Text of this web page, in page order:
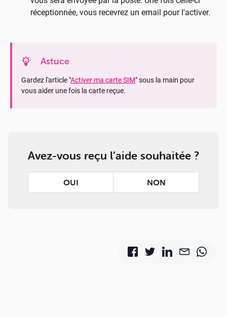
réceptionnée, vous recevrez un email pour l'activer.
Astuce
Gardez l'article "Activer ma carte SIM" sous la main pour
vous aider une fois la carte reçue.
Avez-vous reçu l’aide souhaitée ?
OUI NON